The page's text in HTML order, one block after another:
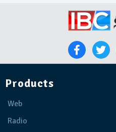
Products
Web
Radio